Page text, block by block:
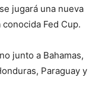
jugará una nueva
Fed Cup.
junto a Bahamas,
Paraguay y